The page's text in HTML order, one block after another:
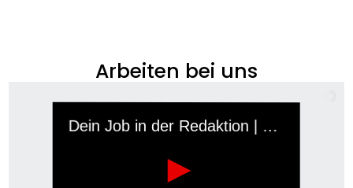
Arbeiten bei uns